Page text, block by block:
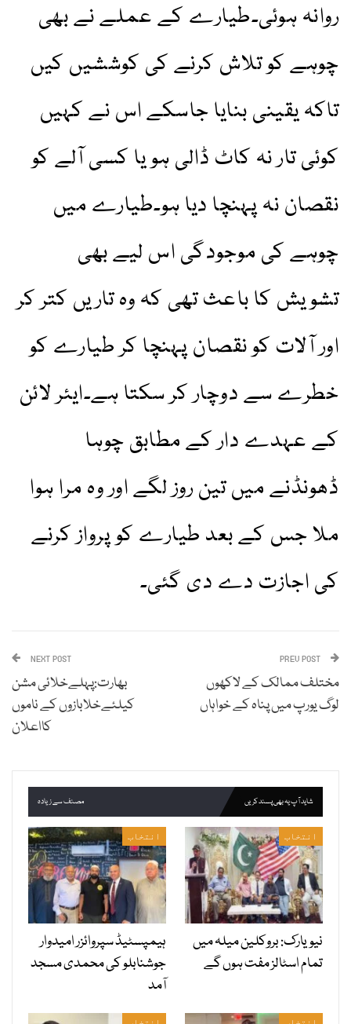
روانہ ہوئی۔طیارے کے عملے نے بھی
چوہے کو تلاش کرنے کی کوششیں کیں
تاکہ یقینی بنایا جاسکے اس نے کہیں
کوئی تار نہ کاٹ ڈالی ہو یا کسی آلے کو
نقصان نہ پہنچا دیا ہو۔طیارے میں
چوہے کی موجودگی اس لیے بھی
تشویش کا باعث تھی کہ وہ تاریں کتر کر
اور آلات کو نقصان پہنچا کر طیارے کو
خطرے سے دوچار کر سکتا ہے۔ایئر لائن
کے عہدے دار کے مطابق چوہا
ڈھونڈنے میں تین روز لگے اور وہ مرا ہوا
ملا جس کے بعد طیارے کو پرواز کرنے
کی اجازت دے دی گئی۔
مختلف ممالک کے لاکھوں
لوگ یورپ میں پناہ کے خواہاں
NEXT POST
بھارت:پہلےخلائی مشن
کیلئےخلابازوں کے ناموں
کااعلان
شاید آپ یہ بھی پسند کریں مصنف سے زیادہ
انتخاب
نیویارک: بروکلین میلہ میں
تمام اسٹالز مفت ہوں گے
انتخاب
ہیمپسٹیڈ سپروائزر امیدوار
جوشنابلو کی محمدی مسجد
آمد